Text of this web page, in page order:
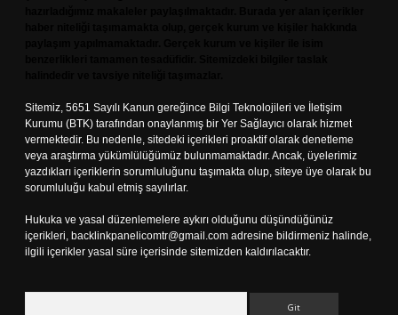
Sitemiz, 5651 Sayılı Kanun gereğince Bilgi Teknolojileri ve İletişim
Kurumu (BTK) tarafından onaylanmış bir Yer Sağlayıcı olarak hizmet
vermektedir. Bu nedenle, sitedeki içerikleri proaktif olarak denetleme
veya araştırma yükümlülüğümüz bulunmamaktadır. Ancak, üyelerimiz
yazdıkları içeriklerin sorumluluğunu taşımakta olup, siteye üye olarak bu
sorumluluğu kabul etmiş sayılırlar.
Hukuka ve yasal düzenlemelere aykırı olduğunu düşündüğünüz
içerikleri, backlinkpanelicomtr@gmail.com adresine bildirmeniz halinde,
ilgili içerikler yasal süre içerisinde sitemizden kaldırılacaktır.